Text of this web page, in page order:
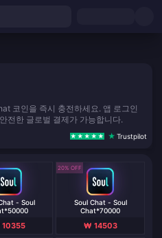
코인을 즉시 충전하세요. 앱 로그인
전한 글로벌 결제가 가능합니다.
Trustpilot
- Soul
20% OFF
Soul Chat - Soul
Chat*70000
₩ 14503